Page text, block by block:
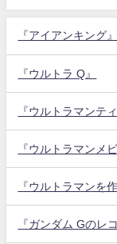
『アイアンキング』
『ウルトラ Q』
『ウルトラマンテ
『ウルトラマンメ
『ウルトラマンを
『ガンダム Gのレ